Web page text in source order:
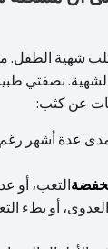
شهية الطفل.
بصفتي
عن كثب:
عدة أشهر رغم
التعب، أو
العدوى، أو بطء